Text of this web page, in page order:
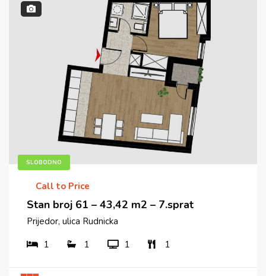
SLOBODNO
Call to Price
Stan broj 61 – 43,42 m2 – 7.sprat
Prijedor, ulica Rudnicka
1
1 1 1